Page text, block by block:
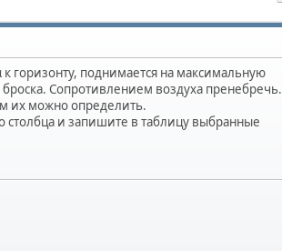
горизонту, поднимается на максимальную
броска. Сопротивлением воздуха пренебречь.
их можно определить.
и запишите в таблицу выбранные